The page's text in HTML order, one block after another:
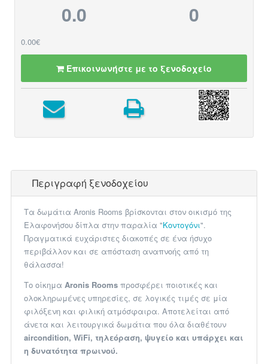
0.0 0
0.00€
Επικοινωνήστε με το ξενοδοχείο
Περιγραφή ξενοδοχείου
Τα δωμάτια Aronis Rooms βρίσκονται στον οικισμό της
Ελαφονήσου δίπλα στην παραλία "Κοντογόνι".
Πραγματικά ευχάριστες διακοπές σε ένα ήσυχο
περιβάλλον και σε απόσταση αναπνοής από τη
θάλασσα!
Το οίκημα Aronis Rooms προσφέρει ποιοτικές και
ολοκληρωμένες υπηρεσίες, σε λογικές τιμές σε μία
φιλόξενη και φιλική ατμόσφαιρα. Αποτελείται από
άνετα και λειτουργικά δωμάτια που όλα διαθέτουν
aircondition, WiFi, τηλεόραση, ψυγείο και υπάρχει και
η δυνατότητα πρωινού.